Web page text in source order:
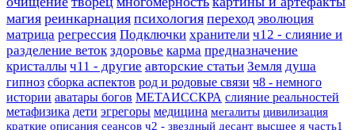
магия реинкарнация психология переход эволюция
матрица регрессия Подключки хранители ч12 - слияние и
разделение веток здоровье карма предназначение
кристаллы ч11 - другие авторские статьи Земля душа
гипноз сборка аспектов род и родовые связи ч8 - немного
истории аватары богов МЕТАИССКРА слияние реальностей
метафизика дети эгрегоры медицина мегалиты цивилизация
краткие описания сеансов ч2 - звездный десант высшее я часть1